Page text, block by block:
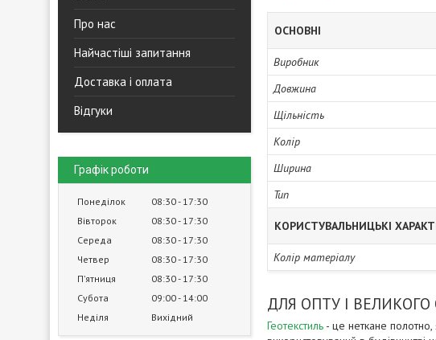
Про нас
Найчастіші запитання
Доставка і оплата
Відгуки
Графік роботи
Понеділок 08:30 17:30
Вівторок
08:30 17:30
Середа
08:30 17:30
Четвер
08:30 17:30
Пʼятниця
08:30 17:30
Субота
09:00 14:00
Неділя
Вихідний
ОСНОВНІ
Виробник
Довжина
Щільність
Колір
Ширина
Тип
КОРИСТУВАЛЬНИЦЬКІ
Колір матеріалу
ДЛЯ ОПТУ І
Геотекстиль - це неткане полотно,